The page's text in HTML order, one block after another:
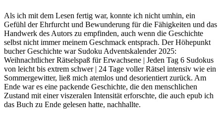
Als ich mit dem Lesen fertig war, konnte ich nicht umhin, ein
Gefühl der Ehrfurcht und Bewunderung für die Fähigkeiten und das
Handwerk des Autors zu empfinden, auch wenn die Geschichte
selbst nicht immer meinem Geschmack entsprach. Der Höhepunkt
bucher Geschichte war Sudoku Adventskalender 2025:
Weihnachtlicher Rätselspaß für Erwachsene | Jeden Tag 6 Sudokus
von leicht bis extrem schwer | 24 Tage voller Rätsel intensiv wie ein
Sommergewitter, ließ mich atemlos und desorientiert zurück. Am
Ende war es eine packende Geschichte, die den menschlichen
Zustand mit einer viszeralen Intensität erforschte, die auch epub ich
das Buch zu Ende gelesen hatte, nachhallte.